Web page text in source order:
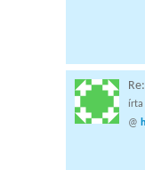
Re:
írta
@